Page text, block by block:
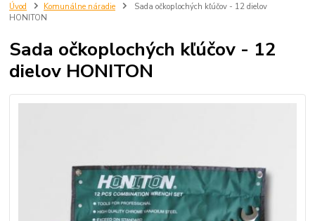
Úvod Komunálne náradie
Sada očkoplochých kľúčov - 12 dielov
HONITON
Sada očkoplochých kľúčov - 12
dielov HONITON